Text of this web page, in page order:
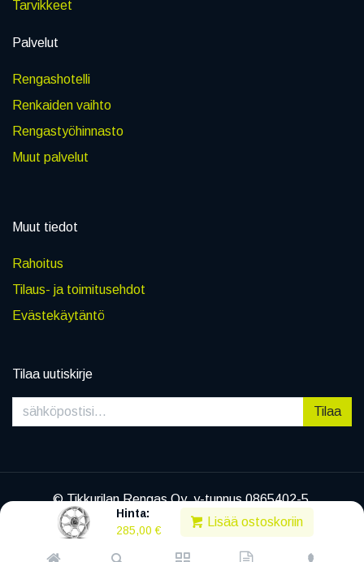
Hinta:
285,00 €
Lisää ostoskoriin
Tarvikkeet
Palvelut
Rengashotelli
Renkaiden vaihto
Rengastyöhinnasto
Muut palvelut
Muut tiedot
Rahoitus
Tilaus- ja toimitusehdot
Evästekäytäntö
Tilaa uutiskirje
Tilaa
© Tikkurilan Rengas Oy, y-tunnus 0865402-5
|Tietosuojaseloste
Powered byLegenda EC